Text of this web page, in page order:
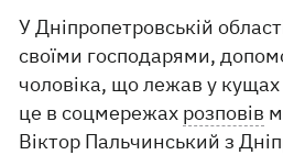
У Дніпропетровській
своїми господарями,
чоловіка, що лежав у кущах
це в соцмережах розповів
Віктор Пальчинський з